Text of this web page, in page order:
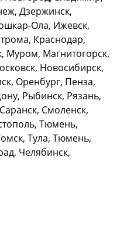
Дзержинск,
Ола, Ижевск,
Краснодар,
Муром, Магнитогорск,
Новосибирск,
Оренбург, Пенза,
Рыбинск, Рязань,
Смоленск,
Тюмень,
Тула, Тюмень,
Челябинск,